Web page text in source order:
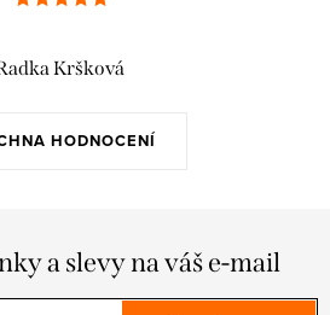
HODNOCENÍ
Kršková
a slevy na váš e-mail